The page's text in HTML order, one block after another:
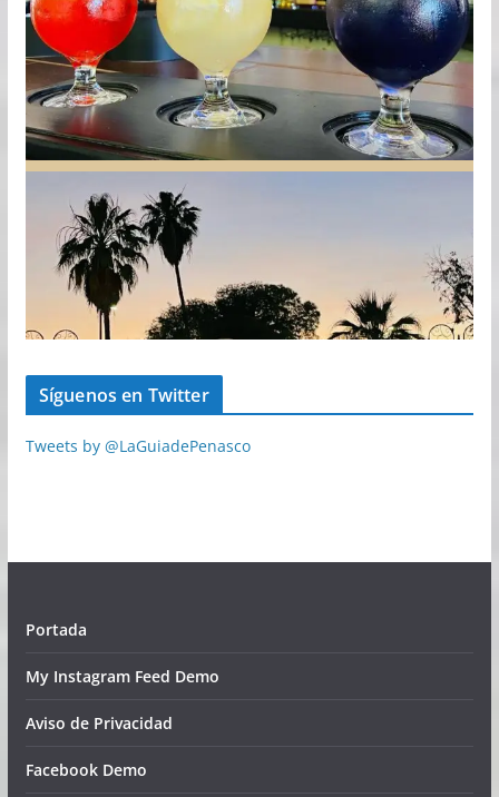
Síguenos en Twitter
Tweets by @LaGuiadePenasco
Portada
My Instagram Feed Demo
Aviso de Privacidad
Facebook Demo